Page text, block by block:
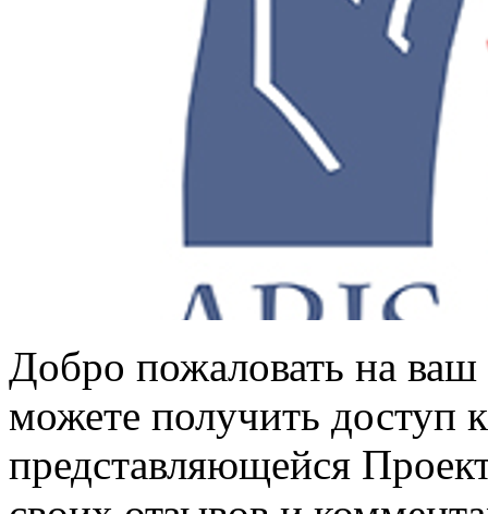
Добро пожаловать на
можете получить доступ
представляющейся